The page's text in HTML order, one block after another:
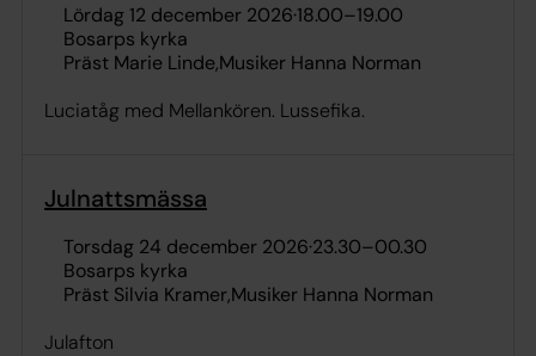
lördag 12 december 2026·18.00–19.00
Bosarps kyrka
Präst Marie LindeMusiker Hanna Norman
Luciatåg med Mellankören. Lussefika.
Julnattsmässa
torsdag 24 december 2026·23.30–00.30
Bosarps kyrka
Präst Silvia KramerMusiker Hanna Norman
Julafton